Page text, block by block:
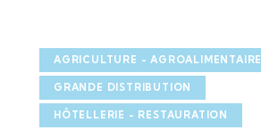
AGRICULTURE - AGROALIMENTAIRE
GRANDE DISTRIBUTION
HÔTELLERIE - RESTAURATION